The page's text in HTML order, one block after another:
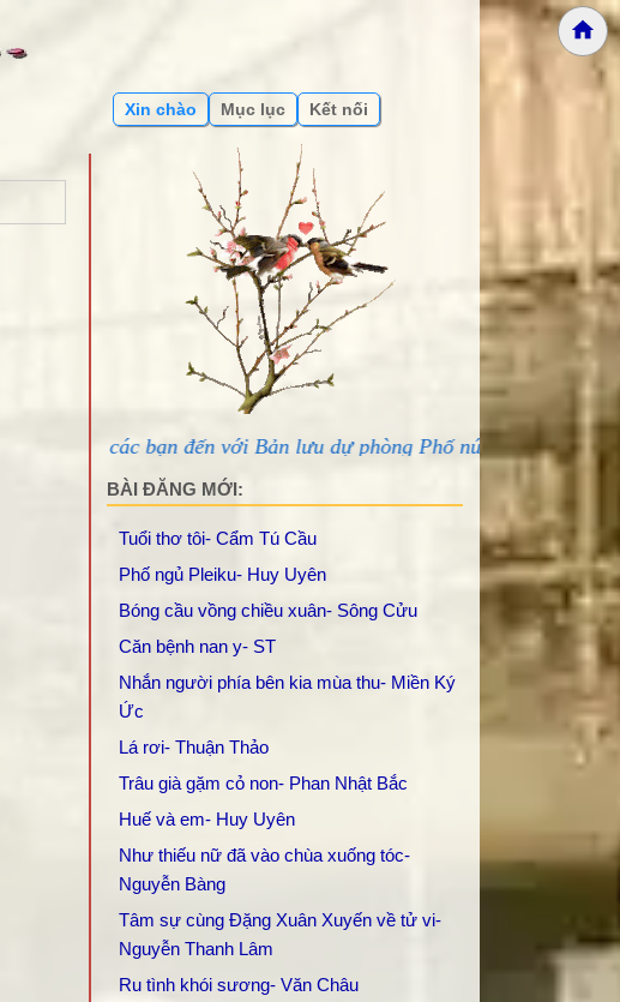
Xin chào Mục lục Kết nối
bạn đến với Bản lưu dự phòng Phố núi và bạn bè...
BÀI ĐĂNG MỚI:
Tuổi thơ tôi- Cẩm Tú Cầu
Phố ngủ Pleiku- Huy Uyên
Bóng cầu vồng chiều xuân- Sông Cửu
Căn bệnh nan y- ST
Nhắn người phía bên kia mùa thu- Miền Ký
Ức
Lá rơi- Thuận Thảo
Trâu già gặm cỏ non- Phan Nhật Bắc
Huế và em- Huy Uyên
Như thiếu nữ đã vào chùa xuống tóc-
Nguyễn Bàng
Tâm sự cùng Đặng Xuân Xuyến về tử vi-
Nguyễn Thanh Lâm
Ru tình khói sương- Văn Châu